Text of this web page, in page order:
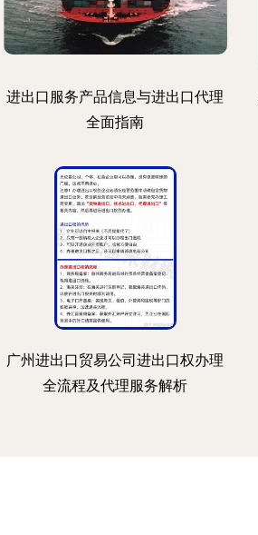
进出口服务产品信息与进出口代理
全面指南
广州进出口贸易公司进出口权办理
全流程及代理服务解析